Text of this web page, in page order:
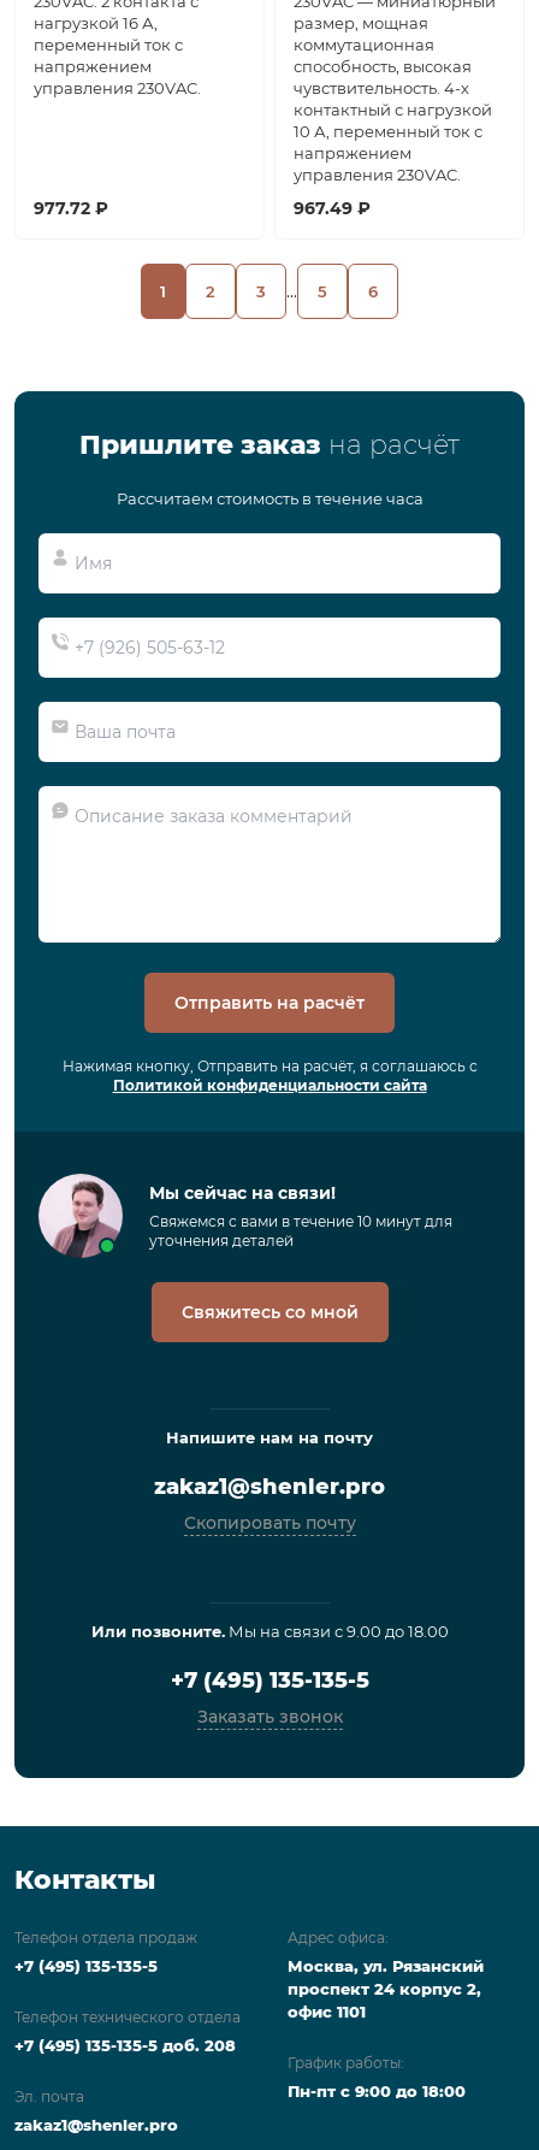
нагрузкой 16 А,
переменный ток с
напряжением
управления 230VAC.
977.72 ₽
размер, мощная
коммутационная
способность, высокая
чувствительность. 4-х
контактный с нагрузкой
10 А, переменный ток с
напряжением
управления 230VAC.
967.49 ₽
1 2 3 ... 5 6
Пришлите заказ на расчёт
Рассчитаем стоимость в течение часа
Отправить на расчёт
Нажимая кнопку, Отправить на расчёт, я соглашаюсь с
Политикой конфиденциальности сайта
Мы сейчас на связи!
Свяжемся с вами в течение 10 минут для
уточнения деталей
Свяжитесь со мной
Напишите нам на почту
zakaz1@shenler.pro
Скопировать почту
Или позвоните.Мы на связи с 9.00 до 18.00
+7 (495) 135-135-5
Заказать звонок
Контакты
Телефон отдела продаж
+7 (495) 135-135-5
Телефон технического отдела
+7 (495) 135-135-5 доб. 208
Эл. почта
zakaz1@shenler.pro
Адрес офиса:
Москва, ул. Рязанский
проспект 24 корпус 2,
офис 1101
График работы:
Пн-пт с 9:00 до 18:00